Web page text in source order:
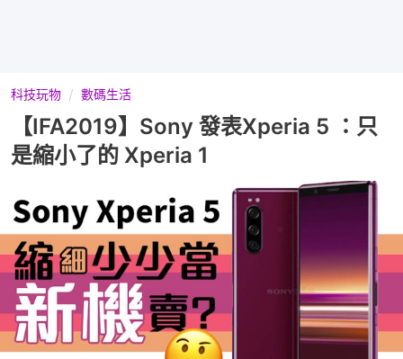
科技玩物 數碼生活
【IFA2019】Sony 發表Xperia 5 ：只
是縮小了的 Xperia 1